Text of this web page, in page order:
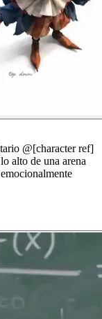
@[character ref]
alto de una arena